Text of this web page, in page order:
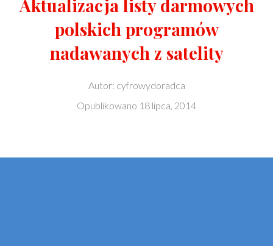
Aktualizacja listy darmowych
polskich programów
nadawanych z satelity
Autor: cyfrowydoradca
Opublikowano 18 lipca, 2014